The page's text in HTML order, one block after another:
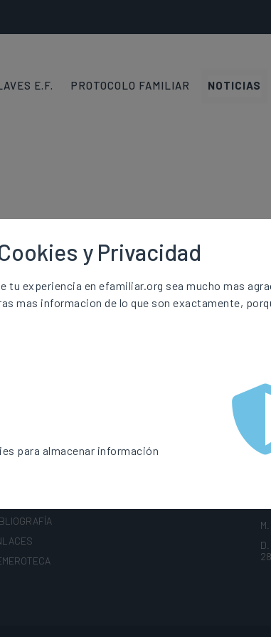
E.F. PROTOCOLO FAMILIAR NOTICIAS
Correo electrónico
y Privacidad
tu experiencia en efamiliar.org sea mucho mas
mas informacion de lo que son exactamente,
para almacenar información